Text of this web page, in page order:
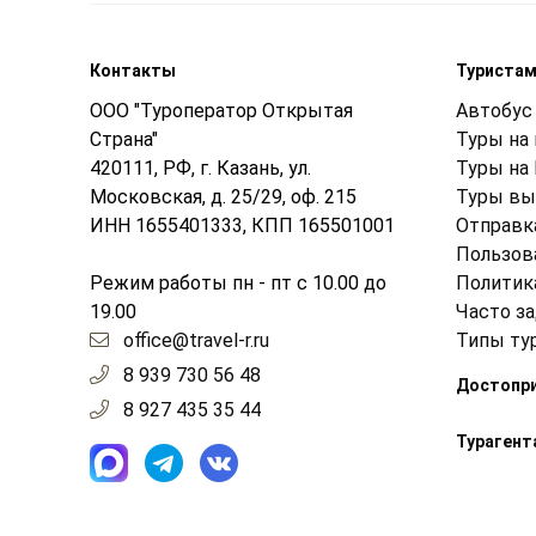
Контакты
ООО "Туроператор Открытая
Страна"
420111, РФ, г. Казань, ул.
Московская, д. 25/29, оф. 215
ИНН 1655401333, КПП 165501001
Режим работы пн - пт с 10.00 до
19.00
office@travel-r.ru
8 939 730 56 48
8 927 435 35 44
Туристам
Автобус
Туры на
Туры на
Туры
Часто
Типы